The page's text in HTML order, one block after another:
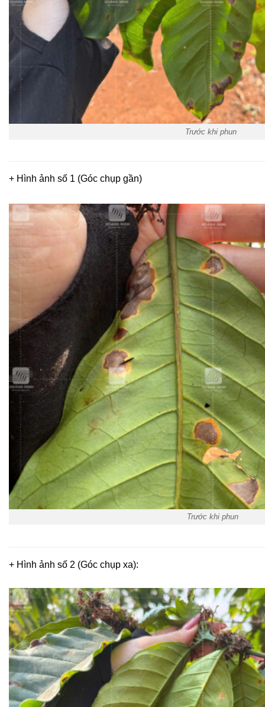
Trước khi phun
+ Hình ảnh số 1 (Góc chụp gần)
Trước khi phun
+ Hình ảnh số 2 (Góc chụp xa):